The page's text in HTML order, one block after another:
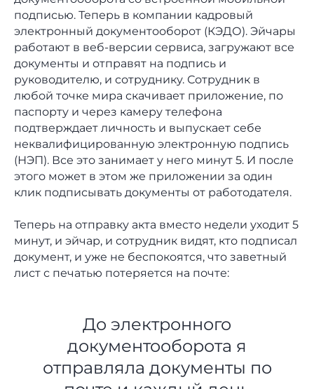
подписью. Теперь в компании кадровый
электронный документооборот (КЭДО). Эйчары
работают в веб-версии сервиса, загружают все
документы и отправят на подпись и
руководителю, и сотруднику. Сотрудник в
любой точке мира скачивает приложение, по
паспорту и через камеру телефона
подтверждает личность и выпускает себе
неквалифицированную электронную подпись
(НЭП). Все это занимает у него минут 5. И после
этого может в этом же приложении за один
клик подписывать документы от работодателя.
Теперь на отправку акта вместо недели уходит 5
минут, и эйчар, и сотрудник видят, кто подписал
документ, и уже не беспокоятся, что заветный
лист с печатью потеряется на почте:
До электронного
документооборота я
отправляла документы по